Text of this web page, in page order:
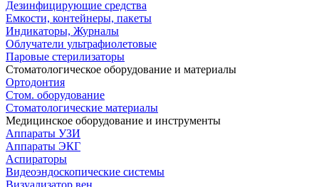
Дезинфицирующие средства
Емкости, контейнеры, пакеты
Индикаторы, Журналы
Облучатели ультрафиолетовые
Паровые стерилизаторы
Стоматологическое оборудование и материалы
Ортодонтия
Стом. оборудование
Стоматологические материалы
Медицинское оборудование и инструменты
Аппараты УЗИ
Аппараты ЭКГ
Аспираторы
Видеоэндоскопические системы
Визуализатор вен